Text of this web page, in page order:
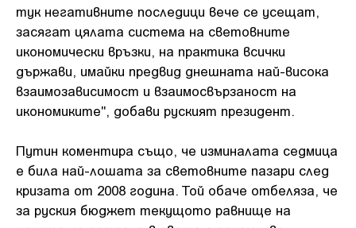
тук негативните последици вече се усещат,
засягат цялата система на световните
икономически връзки, на практика всички
държави, имайки предвид днешната най-висока
взаимозависимост и взаимосвързаност на
икономиките", добави руският президент.
Путин коментира също, че изминалата седмица
е била най-лошата за световните пазари след
кризата от 2008 година. Той обаче отбеляза, че
за руския бюджет текущото равнище на